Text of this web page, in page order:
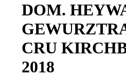
DOM.
CRU
2018